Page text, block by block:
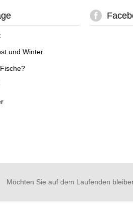
und Winter
Möchten Sie auf dem Laufenden